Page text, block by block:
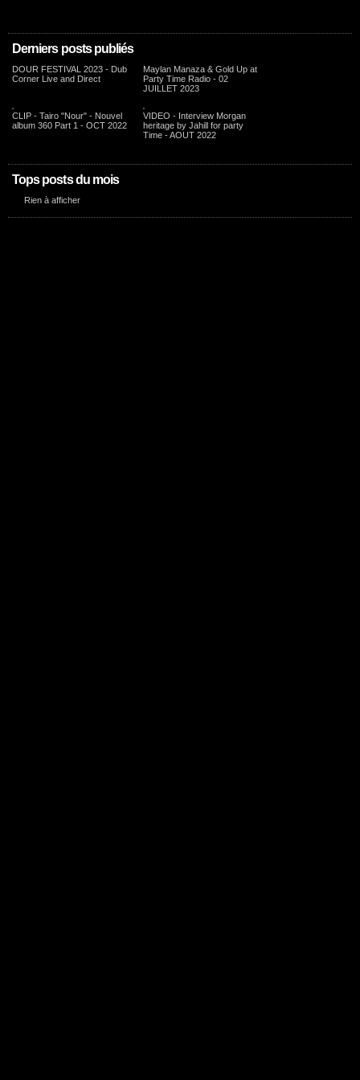
Derniers posts publiés
DOUR FESTIVAL 2023 - Dub
Corner Live and Direct
Maylan Manaza & Gold Up at
Party Time Radio - 02
JUILLET 2023
CLIP - Tairo "Nour" - Nouvel
album 360 Part 1 - OCT 2022
VIDEO - Interview Morgan
heritage by Jahill for party
Time - AOUT 2022
Tops posts du mois
Rien à afficher